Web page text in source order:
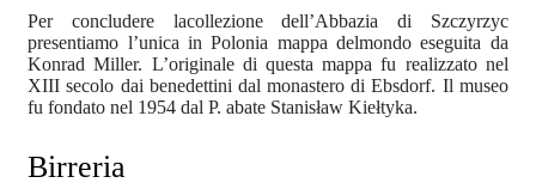
Per concludere lacollezione dell’Abbazia di Szczyrzyc
presentiamo l’unica in Polonia mappa delmondo eseguita da
Konrad Miller. L’originale di questa mappa fu realizzato nel
XIII secolo dai benedettini dal monastero di Ebsdorf. Il museo
fu fondato nel 1954 dal P. abate Stanisław Kiełtyka.
Birreria